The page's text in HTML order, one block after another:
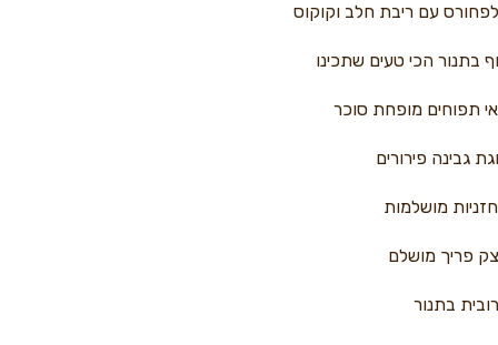
עם ריבת חלב וקוקוס
בתנור הכי טעים שתכינו
תפוחים מופחת סוכר
גבינה פירורים
מושלמות
פריך מושלם
בתנור